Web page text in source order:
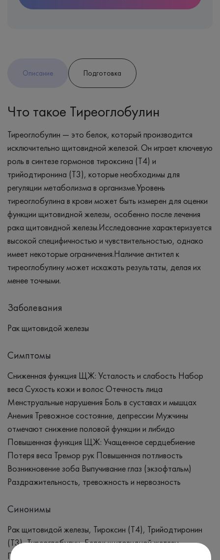
Описание Подготовка
Что такое Тиреоглобулин
Тиреоглобулин — это белок, который производится
исключительно щитовидной железой. Он играет ключевую
роль в синтезе гормонов тироксина (Т4) и
трийодтиронина (Т3), которые необходимы для
регуляции метаболизма в организме.Уровень
тиреоглобулина в крови может быть измерен для оценки
функции щитовидной железы, особенно после лечения
рака щитовидной железы.Исследование характеризуется
высокой специфичностью и чувствительностью, однако
имеет некоторые ограничения.Наличие антител к
тиреоглобулину может искажать результаты, делая их
менее точными.
Заболевания
Рак щитовидой железы
Симптомы
Сниженная функция ЩЖ: Усталость и слабость Набор
веса Сухость кожи и волос Отечность лица
Менструальные нарушения Боль в суставах и мышцах
Анемия Тревожное состояние, депрессии Мужчины
отмечают снижение половой функции и либидо
Повышенная функция ЩЖ: Учащенное сердцебиение
Потеря веса Тремор рук Повышенная потливость
Возникновение зоба Выпучивание глаз (экзофтальм)
Раздражительность, тревожность и нервозность
Синонимы
Рак щитовидой железы, Тироксин (Т4), Трийодтиронин
(Т3), Тиреоглобулин, Белок щитовидной железы,
Прогормон щитовидной железы, Проверка функции